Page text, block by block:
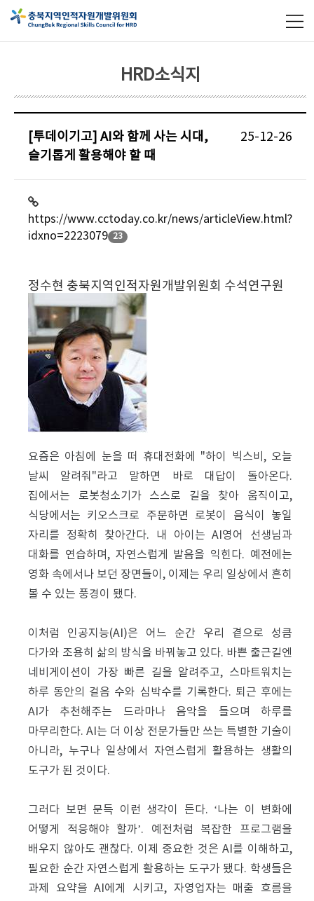
HRD소식지
[투데이기고] AI와 함께 사는 시대,
슬기롭게 활용해야 할 때
25-12-26
https://www.cctoday.co.kr/news/articleView.html?
idxno=2223079
23
정수현 충북지역인적자원개발위원회 수석연구원
요즘은 아침에 눈을 떠 휴대전화에 "하이 빅스비, 오늘
날씨 알려줘"라고 말하면 바로 대답이 돌아온다.
집에서는 로봇청소기가 스스로 길을 찾아 움직이고,
식당에서는 키오스크로 주문하면 로봇이 음식이 놓일
자리를 정확히 찾아간다. 내 아이는 AI영어 선생님과
대화를 연습하며, 자연스럽게 발음을 익힌다. 예전에는
영화 속에서나 보던 장면들이, 이제는 우리 일상에서 흔히
볼 수 있는 풍경이 됐다.
이처럼 인공지능(AI)은 어느 순간 우리 곁으로 성큼
다가와 조용히 삶의 방식을 바꿔놓고 있다. 바쁜 출근길엔
네비게이션이 가장 빠른 길을 알려주고, 스마트워치는
하루 동안의 걸음 수와 심박수를 기록한다. 퇴근 후에는
AI가 추천해주는 드라마나 음악을 들으며 하루를
마무리한다. AI는 더 이상 전문가들만 쓰는 특별한 기술이
아니라, 누구나 일상에서 자연스럽게 활용하는 생활의
도구가 된 것이다.
그러다 보면 문득 이런 생각이 든다. ‘나는 이 변화에
어떻게 적응해야 할까’. 예전처럼 복잡한 프로그램을
배우지 않아도 괜찮다. 이제 중요한 것은 AI를 이해하고,
필요한 순간 자연스럽게 활용하는 도구가 됐다. 학생들은
과제 요약을 AI에게 시키고, 자영업자는 매출 흐름을